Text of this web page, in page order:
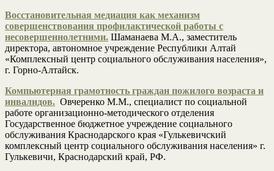
Восстановительная медиация как механизм
совершенствования профилактической работы с
несовершеннолетними. Шаманаева М.А., заместитель
директора, автономное учреждение Республики Алтай
«Комплексный центр социального обслуживания населения»,
г. Горно-Алтайск.
Компьютерная грамотность граждан пожилого возраста и
инвалидов. Овчеренко М.М., специалист по социальной
работе организационно-методического отделения
Государственное бюджетное учреждение социального
обслуживания Краснодарского края «Гулькевичский
комплексный центр социального обслуживания населения» г.
Гулькевичи, Краснодарский край, РФ.